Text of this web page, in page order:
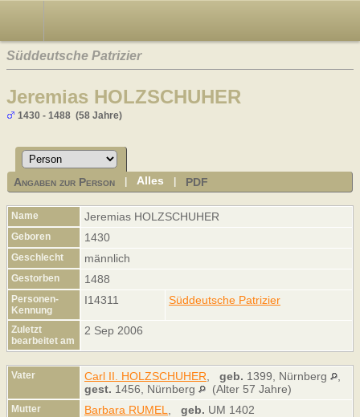
Süddeutsche Patrizier
Jeremias HOLZSCHUHER
1430 - 1488 (58 Jahre)
Angaben zur Person |Alles PDF
Name Jeremias HOLZSCHUHER
Geboren 1430
Geschlecht männlich
Gestorben 1488
Personen-
Kennung
I14311 Süddeutsche Patrizier
Zuletzt
bearbeitet am
2 Sep 2006
Vater Carl II. HOLZSCHUHER geb. 1399, Nürnberg
gest. 1456, Nürnberg (Alter 57 Jahre)
Mutter Barbara RUMEL geb. UM 1402